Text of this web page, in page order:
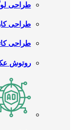
طراحی
طراحی
طراحی
روتوش